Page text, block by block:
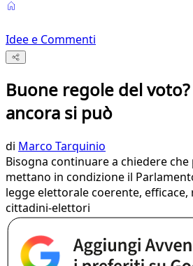
Idee e Commenti
Buone regole del voto?
ancora si può
di Marco Tarquinio
Bisogna continuare a chiedere
mettano in condizione il
legge elettorale coerente, efficace,
cittadini-elettori